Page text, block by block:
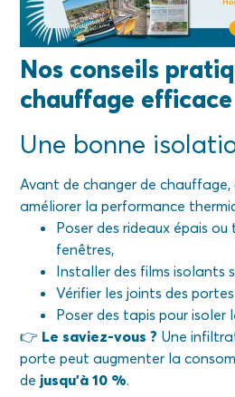
Nos conseils
chauffage efficace
Une bonne
Avant de changer de chauffage,
améliorer la performance
Poser des rideaux épais ou
fenêtres,
Installer des films isolants
Vérifier les joints des
Poser des tapis pour isoler
👉 Le saviez-vous ? Une
porte peut augmenter la
de jusqu’à 10 %.